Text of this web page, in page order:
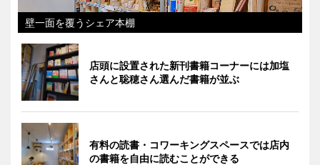
壁一面を覆うシェア本棚
店頭に設置された新刊書籍コーナーには加塩
さんと聡穂さん選んだ書籍が並ぶ
有料の読書・コワーキングスペースでは店内
の書籍を自由に読むことができる